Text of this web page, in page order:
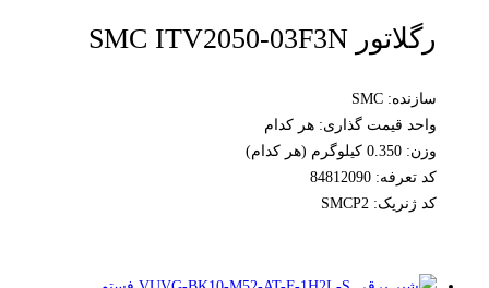
رگلاتور SMC ITV2050-03F3N
سازنده: SMC
واحد قیمت گذاری: هر کدام
وزن: 0.350 کیلوگرم (هر کدام)
کد تعرفه: 84812090
کد ژنریک: SMCP2